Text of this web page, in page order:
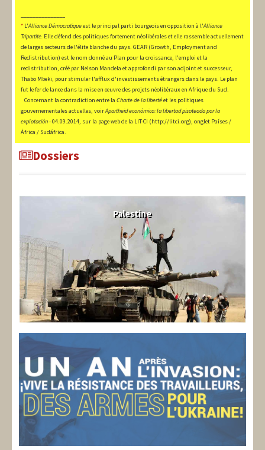
* L'Alliance Démocratiqueest le principal parti bourgeois en opposition à l'Alliance
Tripartite. Elle défend des politiques fortement néolibérales et elle rassemble actuellement
de larges secteurs de l'élite blanche du pays. GEAR (Growth, Employment and
Redistribution) est le nom donné au Plan pour la croissance, l'emploi et la
redistribution, créé par Nelson Mandela et approfondi par son adjoint et successeur,
Thabo Mbeki, pour stimuler l'afflux d'investissements étrangers dans le pays. Le plan
fut le fer de lance dans la mise en œuvre des projets néolibéraux en Afrique du Sud.
Concernant la contradiction entre la Charte de la libertéet les politiques
gouvernementales actuelles, voirApartheid económico: la libertad pisoteada por la
explotación- 04.09.2014, sur la page web de la LIT-CI (http://litci.org), onglet Países /
África / Sudáfrica.
Dossiers
Palestine